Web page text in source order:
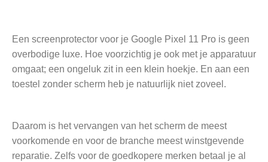
Een screenprotector voor je Google Pixel 11 Pro is geen
overbodige luxe. Hoe voorzichtig je ook met je apparatuur
omgaat; een ongeluk zit in een klein hoekje. En aan een
toestel zonder scherm heb je natuurlijk niet zoveel.
Daarom is het vervangen van het scherm de meest
voorkomende en voor de branche meest winstgevende
reparatie. Zelfs voor de goedkopere merken betaal je al